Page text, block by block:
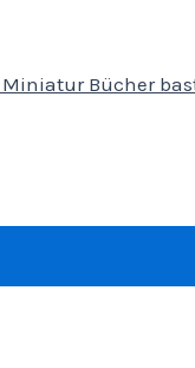
Bücher